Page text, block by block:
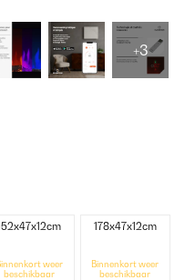
+3
weer
beschikbaar
178x47x12cm
Binnenkort weer
beschikbaar